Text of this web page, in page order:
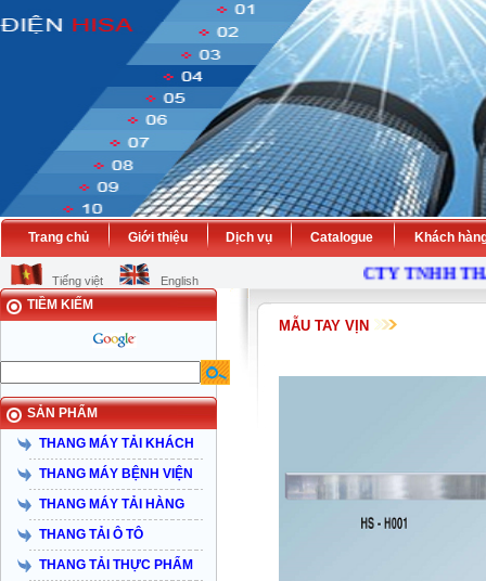
Trang chủ Giới thiệu Dịch vụ Catalogue Khách
Tiếng việt English CTY TNHH
TIỀM KIẾM
SẢN PHẨM
THANG MÁY TẢI KHÁCH
THANG MÁY BỆNH VIỆN
THANG MÁY TẢI HÀNG
THANG TẢI Ô TÔ
THANG TẢI THỰC PHẨM
MẪU TAY VỊN